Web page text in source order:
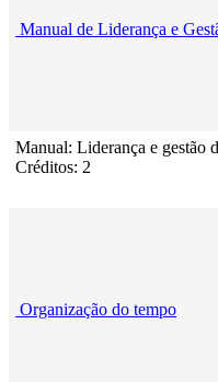
Manual de Liderança e
Manual: Liderança e gestão
Créditos: 2
Organização do tempo